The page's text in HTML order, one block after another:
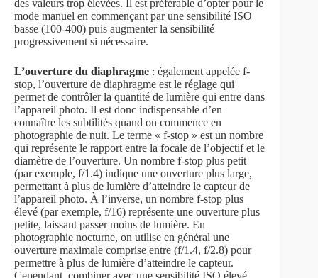
des valeurs trop élevées. Il est préférable d’opter pour le
mode manuel en commençant par une sensibilité ISO
basse (100-400) puis augmenter la sensibilité
progressivement si nécessaire.
L’ouverture du diaphragme : également appelée f-
stop, l’ouverture de diaphragme est le réglage qui
permet de contrôler la quantité de lumière qui entre dans
l’appareil photo. Il est donc indispensable d’en
connaître les subtilités quand on commence en
photographie de nuit. Le terme « f-stop » est un nombre
qui représente le rapport entre la focale de l’objectif et le
diamètre de l’ouverture. Un nombre f-stop plus petit
(par exemple, f/1.4) indique une ouverture plus large,
permettant à plus de lumière d’atteindre le capteur de
l’appareil photo. À l’inverse, un nombre f-stop plus
élevé (par exemple, f/16) représente une ouverture plus
petite, laissant passer moins de lumière. En
photographie nocturne, on utilise en général une
ouverture maximale comprise entre (f/1.4, f/2.8) pour
permettre à plus de lumière d’atteindre le capteur.